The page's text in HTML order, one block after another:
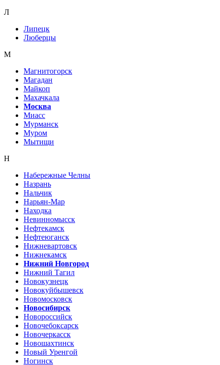
Л
Липецк
Люберцы
М
Магнитогорск
Магадан
Майкоп
Махачкала
Москва
Миасс
Мурманск
Муром
Мытищи
Н
Набережные Челны
Назрань
Нальчик
Нарьян-Мар
Находка
Невинномысск
Нефтекамск
Нефтеюганск
Нижневартовск
Нижнекамск
Нижний Новгород
Нижний Тагил
Новокузнецк
Новокуйбышевск
Новомосковск
Новосибирск
Новороссийск
Новочебоксарск
Новочеркасск
Новошахтинск
Новый Уренгой
Ногинск